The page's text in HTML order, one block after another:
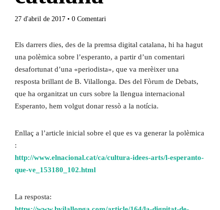
27 d'abril de 2017 • 0 Comentari
Els darrers dies, des de la premsa digital catalana, hi ha hagut
una polèmica sobre l’esperanto, a partir d’un comentari
desafortunat d’una «periodista», que va merèixer una
resposta brillant de B. Vilallonga. Des del Fòrum de Debats,
que ha organitzat un curs sobre la llengua internacional
Esperanto, hem volgut donar ressò a la notícia.
Enllaç a l’article inicial sobre el que es va generar la polèmica
:
http://www.elnacional.cat/ca/cultura-idees-arts/l-esperanto-
que-ve_153180_102.html
La resposta: